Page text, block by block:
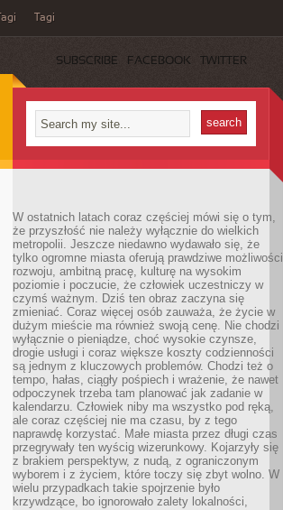
Tagi Tagi
SUBSCRIBE FACEBOOK TWITTER
W ostatnich latach coraz częściej mówi się o tym,
że przyszłość nie należy wyłącznie do wielkich
metropolii. Jeszcze niedawno wydawało się, że
tylko ogromne miasta oferują prawdziwe możliwości
rozwoju, ambitną pracę, kulturę na wysokim
poziomie i poczucie, że człowiek uczestniczy w
czymś ważnym. Dziś ten obraz zaczyna się
zmieniać. Coraz więcej osób zauważa, że życie w
dużym mieście ma również swoją cenę. Nie chodzi
wyłącznie o pieniądze, choć wysokie czynsze,
drogie usługi i coraz większe koszty codzienności
są jednym z kluczowych problemów. Chodzi też o
tempo, hałas, ciągły pośpiech i wrażenie, że nawet
odpoczynek trzeba tam planować jak zadanie w
kalendarzu. Człowiek niby ma wszystko pod ręką,
ale coraz częściej nie ma czasu, by z tego
naprawdę korzystać. Małe miasta przez długi czas
przegrywały ten wyścig wizerunkowy. Kojarzyły się
z brakiem perspektyw, z nudą, z ograniczonym
wyborem i z życiem, które toczy się zbyt wolno. W
wielu przypadkach takie spojrzenie było
krzywdzące, bo ignorowało zalety lokalności,